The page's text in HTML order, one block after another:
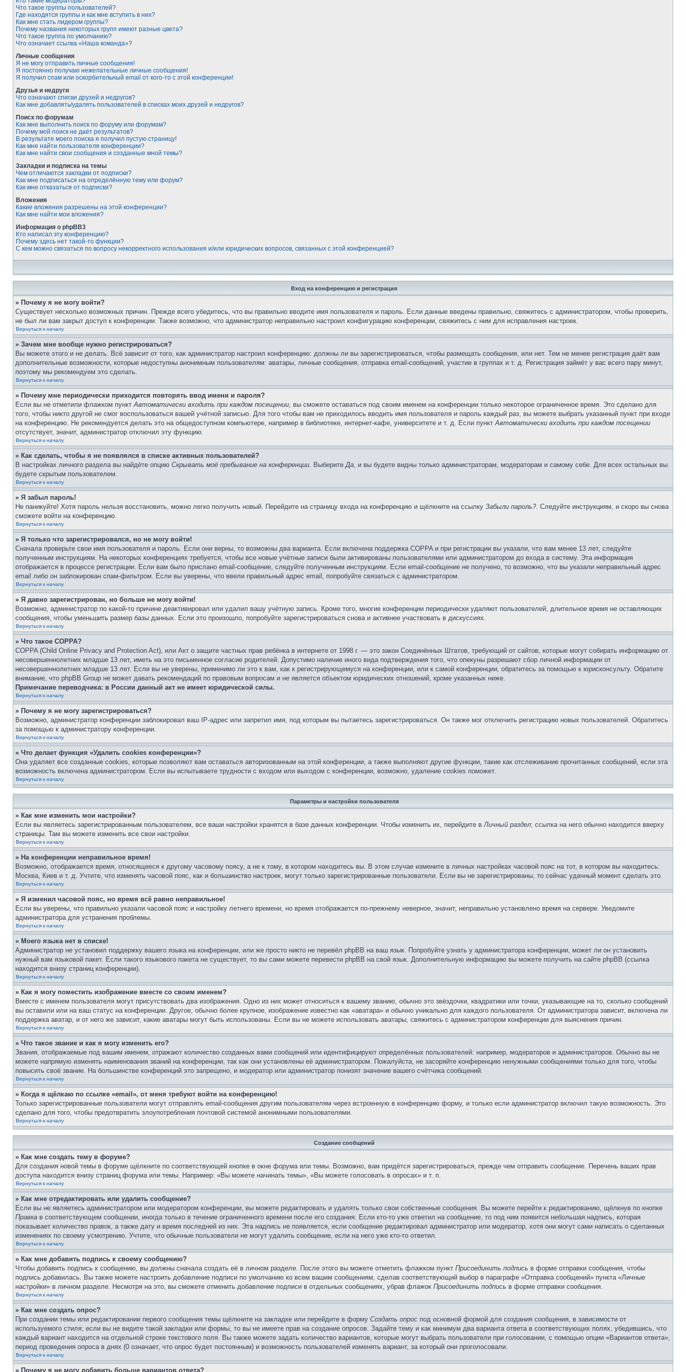
Что такое группы пользователей?
Где находятся группы и как мне вступить в них?
Как мне стать лидером группы?
Почему названия некоторых групп имеют разные цвета?
Что такое группа по умолчанию?
Что означает ссылка «Наша команда»?
Личные сообщения
Я не могу отправить личные сообщения!
Я постоянно получаю нежелательные личные сообщения!
Я получил спам или оскорбительный email от кого-то с этой конференции!
Друзья и недруги
Что означают списки друзей и недругов?
Как мне добавлять/удалять пользователей в списках моих друзей и недругов?
Поиск по форумам
Как мне выполнить поиск по форуму или форумам?
Почему мой поиск не даёт результатов?
В результате моего поиска я получил пустую страницу!
Как мне найти пользователя конференции?
Как мне найти свои сообщения и созданные мной темы?
Закладки и подписка на темы
Чем отличаются закладки от подписки?
Как мне подписаться на определённую тему или форум?
Как мне отказаться от подписки?
Вложения
Какие вложения разрешены на этой конференции?
Как мне найти мои вложения?
Информация о phpBB3
Кто написал эту конференцию?
Почему здесь нет такой-то функции?
С кем можно связаться по вопросу некорректного использования и/или юридических вопросов, связанных с этой конференцией?
Вход на конференцию и регистрация
» Почему я не могу войти?
Существует несколько возможных причин. Прежде всего убедитесь, что вы правильно вводите имя пользователя и пароль. Если данные введены правильно, свяжитесь с администратором, чтобы проверить,
не был ли вам закрыт доступ к конференции. Также возможно, что администратор неправильно настроил конфигурацию конференции, свяжитесь с ним для исправления настроек.
Вернуться к началу
» Зачем мне вообще нужно регистрироваться?
Вы можете этого и не делать. Всё зависит от того, как администратор настроил конференцию: должны ли вы зарегистрироваться, чтобы размещать сообщения, или нет. Тем не менее регистрация даёт вам
дополнительные возможности, которые недоступны анонимным пользователям: аватары, личные сообщения, отправка email-сообщений, участие в группах и т. д. Регистрация займёт у вас всего пару минут,
поэтому мы рекомендуем это сделать.
Вернуться к началу
» Почему мне периодически приходится повторять ввод имени и пароля?
Если вы не отметили флажком пунктАвтоматически входить при каждом посещении, вы сможете оставаться под своим именем на конференции только некоторое ограниченное время. Это сделано для
того, чтобы никто другой не смог воспользоваться вашей учётной записью. Для того чтобы вам не приходилось вводить имя пользователя и пароль каждый раз, вы можете выбрать указанный пункт при входе
на конференцию. Не рекомендуется делать это на общедоступном компьютере, например в библиотеке, интернет-кафе, университете и т. д. Если пунктАвтоматически входить при каждом посещении
отсутствует, значит, администратор отключил эту функцию.
Вернуться к началу
» Как сделать, чтобы я не появлялся в списке активных пользователей?
В настройках личного раздела вы найдёте опцию Скрывать моё пребывание на конференции. ВыберитеДа, и вы будете видны только администраторам, модераторам и самому себе. Для всех остальных вы
будете скрытым пользователем.
Вернуться к началу
» Я забыл пароль!
Не паникуйте! Хотя пароль нельзя восстановить, можно легко получить новый. Перейдите на страницу входа на конференцию и щёлкните на ссылку Забыли пароль?. Следуйте инструкциям, и скоро вы снова
сможете войти на конференцию.
Вернуться к началу
» Я только что зарегистрировался, но не могу войти!
Сначала проверьте свои имя пользователя и пароль. Если они верны, то возможны два варианта. Если включена поддержка COPPA и при регистрации вы указали, что вам менее 13 лет, следуйте
полученным инструкциям. На некоторых конференциях требуется, чтобы все новые учётные записи были активированы пользователями или администратором до входа в систему. Эта информация
отображается в процессе регистрации. Если вам было прислано email-сообщение, следуйте полученным инструкциям. Если email-сообщение не получено, то возможно, что вы указали неправильный адрес
email либо он заблокирован спам-фильтром. Если вы уверены, что ввели правильный адрес email, попробуйте связаться с администратором.
Вернуться к началу
» Я давно зарегистрирован, но больше не могу войти!
Возможно, администратор по какой-то причине деактивировал или удалил вашу учётную запись. Кроме того, многие конференции периодически удаляют пользователей, длительное время не оставляющих
сообщения, чтобы уменьшить размер базы данных. Если это произошло, попробуйте зарегистрироваться снова и активнее участвовать в дискуссиях.
Вернуться к началу
» Что такое COPPA?
COPPA (Child Online Privacy and Protection Act), или Акт о защите частных прав ребёнка в интернете от 1998 г. — это закон Соединённых Штатов, требующий от сайтов, которые могут собирать информацию от
несовершеннолетних младше 13 лет, иметь на это письменное согласие родителей. Допустимо наличие иного вида подтверждения того, что опекуны разрешают сбор личной информации от
несовершеннолетних младше 13 лет. Если вы не уверены, применимо ли это к вам, как к регистрирующемуся на конференции, или к самой конференции, обратитесь за помощью к юрисконсульту. Обратите
внимание, что phpBB Group не может давать рекомендаций по правовым вопросам и не является объектом юридических отношений, кроме указанных ниже.
Примечание переводчика: в России данный акт не имеет юридической силы.
Вернуться к началу
» Почему я не могу зарегистрироваться?
Возможно, администратор конференции заблокировал ваш IP-адрес или запретил имя, под которым вы пытаетесь зарегистрироваться. Он также мог отключить регистрацию новых пользователей. Обратитесь
за помощью к администратору конференции.
Вернуться к началу
» Что делает функция «Удалить cookies конференции»?
Она удаляет все созданные cookies, которые позволяют вам оставаться авторизованным на этой конференции, а также выполняют другие функции, такие как отслеживание прочитанных сообщений, если эта
возможность включена администратором. Если вы испытываете трудности с входом или выходом с конференции, возможно, удаление cookies поможет.
Вернуться к началу
Параметры и настройки пользователя
» Как мне изменить мои настройки?
Если вы являетесь зарегистрированным пользователем, все ваши настройки хранятся в базе данных конференции. Чтобы изменить их, перейдите вЛичный раздел; ссылка на него обычно находится вверху
страницы. Там вы можете изменить все свои настройки.
Вернуться к началу
» На конференции неправильное время!
Возможно, отображается время, относящееся к другому часовому поясу, а не к тому, в котором находитесь вы. В этом случае измените в личных настройках часовой пояс на тот, в котором вы находитесь:
Москва, Киев и т. д. Учтите, что изменять часовой пояс, как и большинство настроек, могут только зарегистрированные пользователи. Если вы не зарегистрированы, то сейчас удачный момент сделать это.
Вернуться к началу
» Я изменил часовой пояс, но время всё равно неправильное!
Если вы уверены, что правильно указали часовой пояс и настройку летнего времени, но время отображается по-прежнему неверное, значит, неправильно установлено время на сервере. Уведомите
администратора для устранения проблемы.
Вернуться к началу
» Моего языка нет в списке!
Администратор не установил поддержку вашего языка на конференции, или же просто никто не перевёл phpBB на ваш язык. Попробуйте узнать у администратора конференции, может ли он установить
нужный вам языковой пакет. Если такого языкового пакета не существует, то вы сами можете перевести phpBB на свой язык. Дополнительную информацию вы можете получить на сайте phpBB (ссылка
находится внизу страниц конференции).
Вернуться к началу
» Как я могу поместить изображение вместе со своим именем?
Вместе с именем пользователя могут присутствовать два изображения. Одно из них может относиться к вашему званию, обычно это звёздочки, квадратики или точки, указывающие на то, сколько сообщений
вы оставили или на ваш статус на конференции. Другое, обычно более крупное, изображение известно как «аватара» и обычно уникально для каждого пользователя. От администратора зависит, включена ли
поддержка аватар, и от него же зависит, какие аватары могут быть использованы. Если вы не можете использовать аватары, свяжитесь с администратором конференции для выяснения причин.
Вернуться к началу
» Что такое звание и как я могу изменить его?
Звания, отображаемые под вашим именем, отражают количество созданных вами сообщений или идентифицируют определённых пользователей: например, модераторов и администраторов. Обычно вы не
можете напрямую изменять наименования званий на конференции, так как они установлены её администратором. Пожалуйста, не засоряйте конференцию ненужными сообщениями только для того, чтобы
повысить своё звание. На большинстве конференций это запрещено, и модератор или администратор понизят значение вашего счётчика сообщений.
Вернуться к началу
» Когда я щёлкаю по ссылке «email», от меня требуют войти на конференцию!
Только зарегистрированные пользователи могут отправлять email-сообщения другим пользователям через встроенную в конференцию форму, и только если администратор включил такую возможность. Это
сделано для того, чтобы предотвратить злоупотребления почтовой системой анонимными пользователями.
Вернуться к началу
Создание сообщений
» Как мне создать тему в форуме?
Для создания новой темы в форуме щёлкните по соответствующей кнопке в окне форума или темы. Возможно, вам придётся зарегистрироваться, прежде чем отправить сообщение. Перечень ваших прав
доступа находится внизу страниц форума или темы. Например: «Вы можете начинать темы», «Вы можете голосовать в опросах» и т. п.
Вернуться к началу
» Как мне отредактировать или удалить сообщение?
Если вы не являетесь администратором или модератором конференции, вы можете редактировать и удалять только свои собственные сообщения. Вы можете перейти к редактированию, щёлкнув по кнопке
Правка в соответствующем сообщении, иногда только в течение ограниченного времени после его создания. Если кто-то уже ответил на сообщение, то под ним появится небольшая надпись, которая
показывает количество правок, а также дату и время последней из них. Эта надпись не появляется, если сообщение редактировал администратор или модератор, хотя они могут сами написать о сделанных
изменениях по своему усмотрению. Учтите, что обычные пользователи не могут удалить сообщение, если на него уже кто-то ответил.
Вернуться к началу
» Как мне добавить подпись к своему сообщению?
Чтобы добавить подпись к сообщению, вы должны сначала создать её в личном разделе. После этого вы можете отметить флажком пункт Присоединить подпись в форме отправки сообщения, чтобы
подпись добавилась. Вы также можете настроить добавление подписи по умолчанию ко всем вашим сообщениям, сделав соответствующий выбор в параграфе «Отправка сообщений» пункта «Личные
настройки» в личном разделе. Несмотря на это, вы сможете отменить добавление подписи в отдельных сообщениях, убрав флажок Присоединить подпись в форме отправки сообщения.
Вернуться к началу
» Как мне создать опрос?
При создании темы или редактировании первого сообщения темы щёлкните на закладке или перейдите в форму Создать опрос под основной формой для создания сообщения, в зависимости от
используемого стиля; если вы не видите такой закладки или формы, то вы не имеете прав на создание опросов. Задайте тему и как минимум два варианта ответа в соответствующих полях, убедившись, что
каждый вариант находится на отдельной строке текстового поля. Вы также можете задать количество вариантов, которые могут выбрать пользователи при голосовании, с помощью опции «Вариантов ответа»,
период проведения опроса в днях (0 означает, что опрос будет постоянным) и возможность пользователей изменять вариант, за который они проголосовали.
Вернуться к началу
» Почему я не могу добавить больше вариантов ответа?